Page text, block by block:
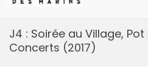
J4 : Soirée au Village,
Concerts (2017)